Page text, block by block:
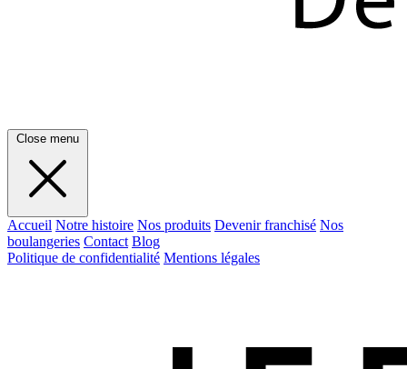
Close menu
Accueil Notre histoire Nos produits Devenir franchisé Nos
boulangeries Contact Blog
Politique de confidentialité Mentions légales